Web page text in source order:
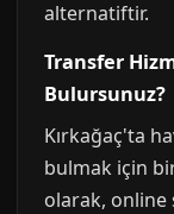
alternatiftir.
Transfer
Bulursunuz?
Kırkağaç'ta
bulmak için
olarak, online